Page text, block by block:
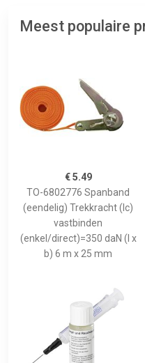
Meest populaire
€ 5.49
TO-6802776 Spanband
(eendelig) Trekkracht (lc)
vastbinden
(enkel/direct)=350 daN (l x
b) 6 m x 25 mm